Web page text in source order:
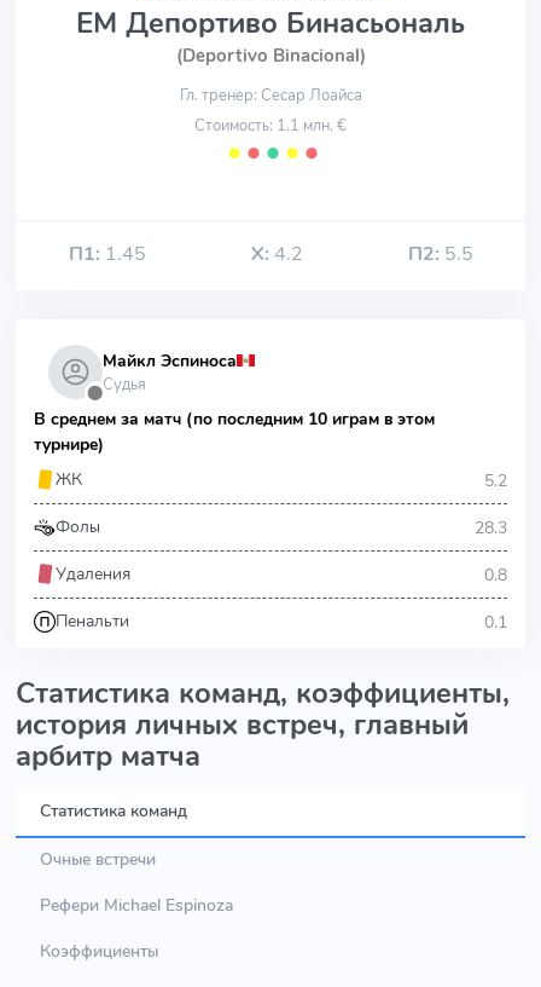
ЕМ Депортиво Бинасьональ
(Deportivo Binacional)
Гл. тренер: Сесар Лоайса
Стоимость: 1.1 млн. €
⬤ ⬤ ⬤ ⬤ ⬤
П1: 1.45 Х: 4.2 П2: 5.5
⬤
Майкл Эспиноса
Судья
В среднем за матч (по последним 10 играм в этом
турнире)
ЖК
5.2
Фолы 28.3
Удаления 0.8
Пенальти 0.1
Статистика команд, коэффициенты,
история личных встреч, главный
арбитр матча
Статистика команд
Очные встречи
Рефери Michael Espinoza
Коэффициенты